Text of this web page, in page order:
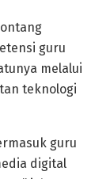
guru
melalui
teknologi
guru
digital